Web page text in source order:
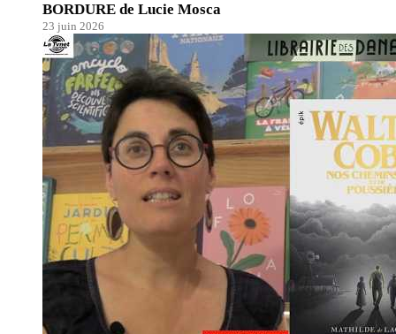
BORDURE de Lucie Mosca
23 juin 2026